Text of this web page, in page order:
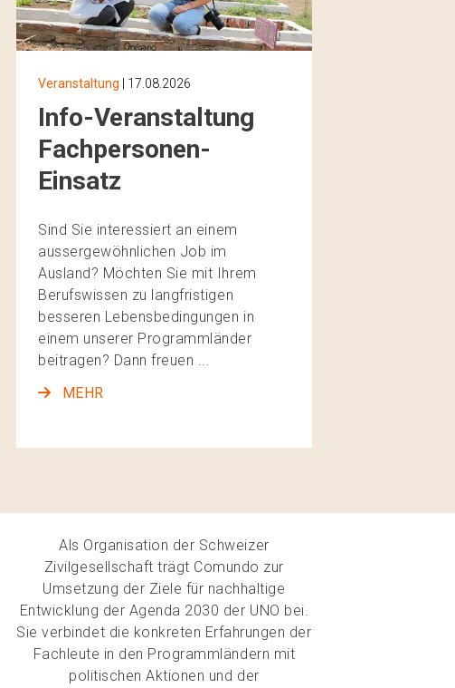
Veranstaltung | 17.08.2026
Info-Veranstaltung
Fachpersonen-
Einsatz
Sind Sie interessiert an einem
aussergewöhnlichen Job im
Ausland? Möchten Sie mit Ihrem
Berufswissen zu langfristigen
besseren Lebensbedingungen in
einem unserer Programmländer
beitragen? Dann freuen ...
MEHR
Als Organisation der Schweizer
Zivilgesellschaft trägt Comundo zur
Umsetzung der Ziele für nachhaltige
Entwicklung der Agenda 2030 der UNO bei.
Sie verbindet die konkreten Erfahrungen der
Fachleute in den Programmländern mit
politischen Aktionen und der